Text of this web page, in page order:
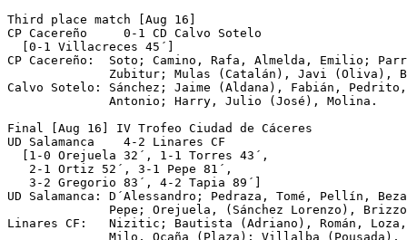
Third place match [Aug 16]
CP Cacereño	0-1 CD Calvo Sotelo
  [0-1 Villacreces 45´]
CP Cacereño:  Soto; Camino, Rafa, Almelda, Emilio;
Zubitur; Mulas (Catalán), Javi (Oliva),
Calvo Sotelo: Sánchez; Jaime (Aldana), Fabián,
              Antonio; Harry, Julio (José), Molina.
Final [Aug 16] IV Trofeo Ciudad de Cáceres
UD Salamanca	4-2 Linares CF
  [1-0 Orejuela 32´, 1-1 Torres 43´,
   2-1 Ortiz 52´, 3-1 Pepe 81´,
   3-2 Gregorio 83´, 4-2 Tapia 89´]
UD Salamanca: D´Alessandro; Pedraza, Tomé, Pellín,
Pepe; Orejuela, (Sánchez Lorenzo),
Linares CF:   Nizitic; Bautista (Adriano), Román,